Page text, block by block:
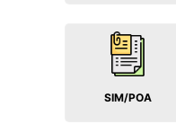
SIM/POA